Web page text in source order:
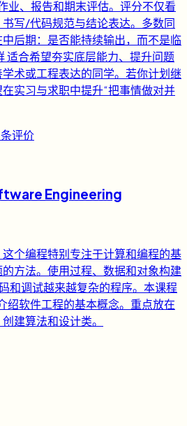
业、报告和期末评估。评分不仅看
写/代码规范与结论表达。多数同
后期：是否能持续输出，而不是临
适合希望夯实底层能力、提升问题
术或工程表达的同学。若你计划继
实习与求职中提升“把事情做对并
条评价
Engineering
个编程特别专注于计算和编程的基
方法。使用过程、数据和对象构建
和调试越来越复杂的程序。本课程
软件工程的基本概念。重点放在
建算法和设计类。